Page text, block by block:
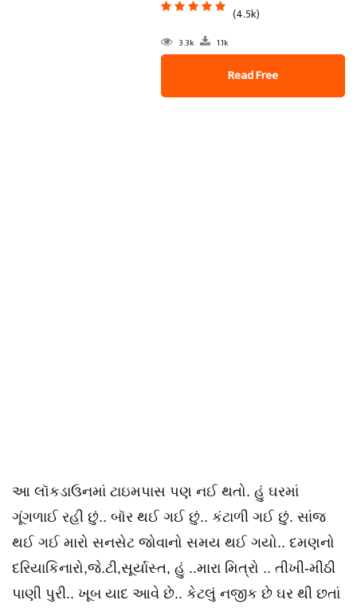
(4.5k)
3.3k 1.1k
Read Free
આ લૉકડાઉનમાં ટાઇમપાસ પણ નઈ થતો. હું ઘરમાં
ગૂંગળાઈ રહી છું.. બૉર થઈ ગઈ છું.. કંટાળી ગઈ છું. સાંજ
થઈ ગઈ મારો સનસેટ જોવાનો સમય થઈ ગયો.. દમણનો
દરિયાકિનારો,જે.ટી,સૂર્યાસ્ત, હું ..મારા મિત્રો .. તીખી-મીઠી
પાણી પુરી.. ખૂબ યાદ આવે છે.. કેટલું નજીક છે ઘર થી છતાં